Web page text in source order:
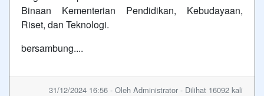
Binaan Kementerian Pendidikan, Kebudayaan,
Riset, dan Teknologi.
bersambung....
31/12/2024 16:56 - Oleh Administrator - Dilihat 16092 kali